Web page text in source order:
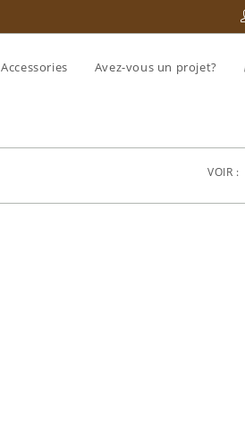
Accessories Avez-vous un projet?
VOIR :